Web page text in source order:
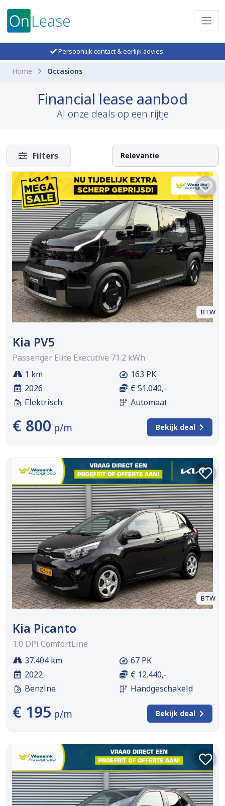
Persoonlijk contact & eerlijk advies
Home Occasions
Financial lease aanbod
Al onze deals op een rijtje
Filters
BTW
Kia PV5
Passenger Elite Executive 71.2 kWh
1 km
2026
Elektrisch
163 PK
€ 51.040,-
Automaat
€ 800 p/m Bekijk deal
BTW
Kia Picanto
1.0 DPi ComfortLine
37.404 km
2022
Benzine
67 PK
€ 12.440,-
Handgeschakeld
€ 195 p/m Bekijk deal